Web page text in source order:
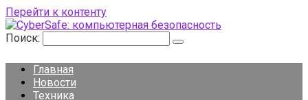
Перейти к контенту
Поиск:
Главная
Новости
Техника